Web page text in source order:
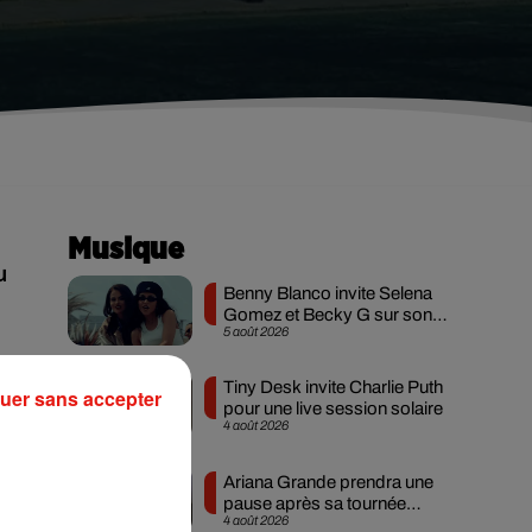
Musique
5 août 2026
Benny Blanco invite Selena
Gomez et Becky G sur son
nouveau single
4 août 2026
Tiny Desk invite Charlie Puth
pour une live session solaire
4 août 2026
Ariana Grande prendra une
pause après sa tournée
mondiale
sans accepter